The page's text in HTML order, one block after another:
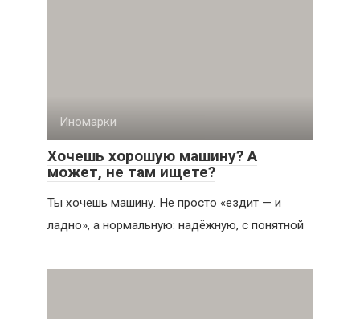
Иномарки
Хочешь хорошую машину? А
может, не там ищете?
Ты хочешь машину. Не просто «ездит — и
ладно», а нормальную: надёжную, с понятной